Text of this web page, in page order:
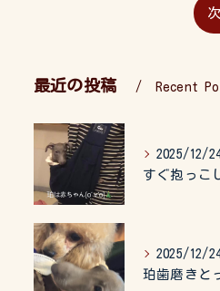
最近の投稿 Recent
2025/12/
2025/12/